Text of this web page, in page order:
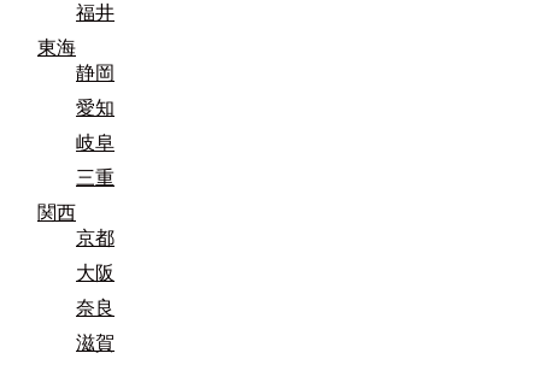
福井
東海
静岡
愛知
岐阜
三重
関西
京都
大阪
奈良
滋賀